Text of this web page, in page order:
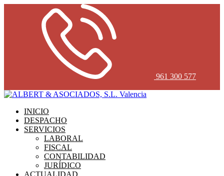
961 300 577
INICIO
DESPACHO
SERVICIOS
LABORAL
FISCAL
CONTABILIDAD
JURÍDICO
ACTUALIDAD